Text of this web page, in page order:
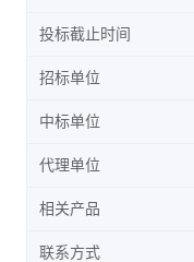
投标截止时间
招标单位
中标单位
代理单位
相关产品
联系方式